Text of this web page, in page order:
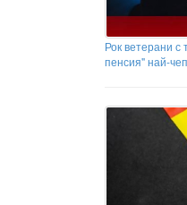
Рок ветерани с
пенсия" най-